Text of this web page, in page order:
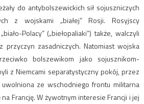
do antybolszewickich sił sojuszniczych
z wojskami „białej” Rosji. Rosyjscy
Polacy” („biełopaliaki”) także, walczyli
zasadniczych. Natomiast wojska
bolszewikom jako sojusznikom-
z Niemcami separatystyczny pokój, przez
uwolniona ze wschodniego frontu militarna
Francję. W żywotnym interesie Francji i jej